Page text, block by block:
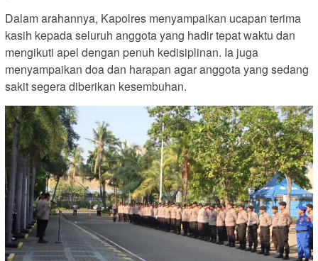
Dalam arahannya, Kapolres menyampaikan ucapan terima
kasih kepada seluruh anggota yang hadir tepat waktu dan
mengikuti apel dengan penuh kedisiplinan. Ia juga
menyampaikan doa dan harapan agar anggota yang sedang
sakit segera diberikan kesembuhan.